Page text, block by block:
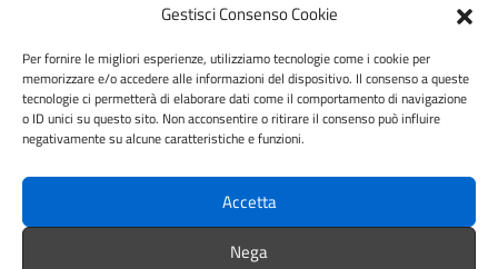
Gestisci Consenso Cookie
Per fornire le migliori esperienze, utilizziamo tecnologie come i cookie per
memorizzare e/o accedere alle informazioni del dispositivo. Il consenso a queste
tecnologie ci permetterà di elaborare dati come il comportamento di navigazione
o ID unici su questo sito. Non acconsentire o ritirare il consenso può influire
negativamente su alcune caratteristiche e funzioni.
Accetta
Nega
Prenotazione appuntamento
Segnalazione disservizio
Whistleblowing
Amministrazione Trasparente
Albo Pretorio
Informativa privacy
Dichiarazione di accessibilità